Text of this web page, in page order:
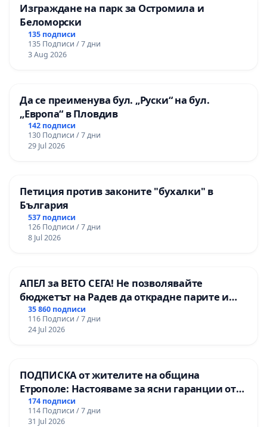
Изграждане на парк за Остромила и
Беломорски
135 подписи
135 Подписи / 7 дни
3 Aug 2026
Да се преименува бул. „Руски“ на бул.
„Европа“ в Пловдив
142 подписи
130 Подписи / 7 дни
29 Jul 2026
Петиция против законите "бухалки" в
България
537 подписи
126 Подписи / 7 дни
8 Jul 2026
АПЕЛ за ВЕТО СЕГА! Не позволявайте
бюджетът на Радев да открадне парите и
правата ни в тъмното
35 860 подписи
116 Подписи / 7 дни
24 Jul 2026
ПОДПИСКА от жителите на община
Етрополе: Настояваме за ясни гаранции от
“Елаците-МЕД” АД и от държавата, че ще се
изпълнят всички екологични норми!
174 подписи
114 Подписи / 7 дни
31 Jul 2026